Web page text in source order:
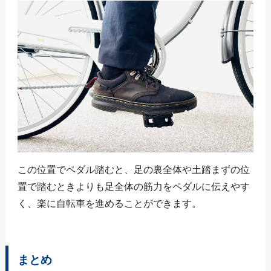
この位置でペダル踏むと、足の裏全体や土踏まずの位
置で踏むときよりも足全体の筋力をペダルに伝えやす
く、楽に自転車を進めることができます。
まとめ